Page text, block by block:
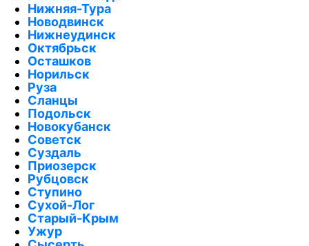
Нижняя-Тура
Новодвинск
Нижнеудинск
Октябрьск
Осташков
Норильск
Руза
Сланцы
Подольск
Новокубанск
Советск
Суздаль
Приозерск
Рубцовск
Ступино
Сухой-Лог
Старый-Крым
Ужур